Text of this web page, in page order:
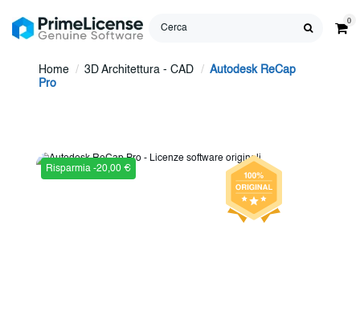
0
Home 3D Architettura - CAD
Autodesk ReCap
Pro
Risparmia -20,00 €